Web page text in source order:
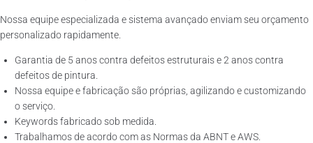
Nossa equipe especializada e sistema avançado enviam seu orçamento
personalizado rapidamente.
Garantia de 5 anos contra defeitos estruturais e 2 anos contra
defeitos de pintura.
Nossa equipe e fabricação são próprias, agilizando e customizando
o serviço.
Keywords fabricado sob medida.
Trabalhamos de acordo com as Normas da ABNT e AWS.